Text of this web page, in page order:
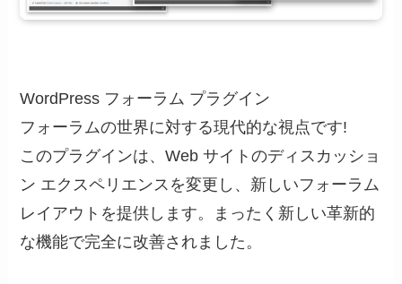
WordPress フォーラム プラグイン
フォーラムの世界に対する現代的な視点です!
このプラグインは、Web サイトのディスカッショ
ン エクスペリエンスを変更し、新しいフォーラム
レイアウトを提供します。まったく新しい革新的
な機能で完全に改善されました。